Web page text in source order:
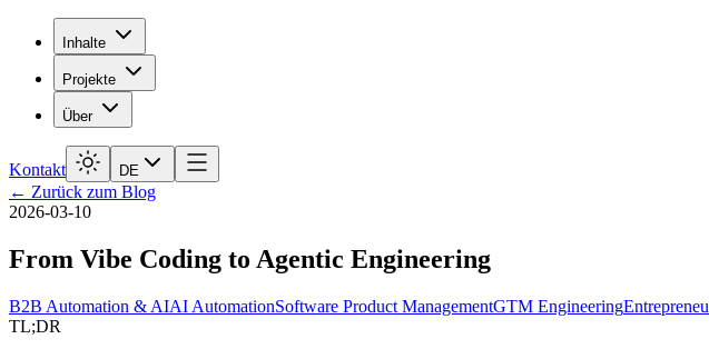
Inhalte
Projekte
Über
Kontakt DE
← Zurück zum Blog
2026-03-10
From Vibe Coding to Agentic Engineering
B2B Automation & AIAI AutomationSoftware Product ManagementGTM Engineering
TL;DR